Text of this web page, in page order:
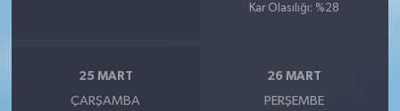
Kar Olasılığı: %28
25 MART
ÇARŞAMBA
26 MART
PERŞEMBE